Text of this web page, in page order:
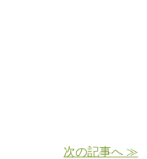
次の記事へ ≫